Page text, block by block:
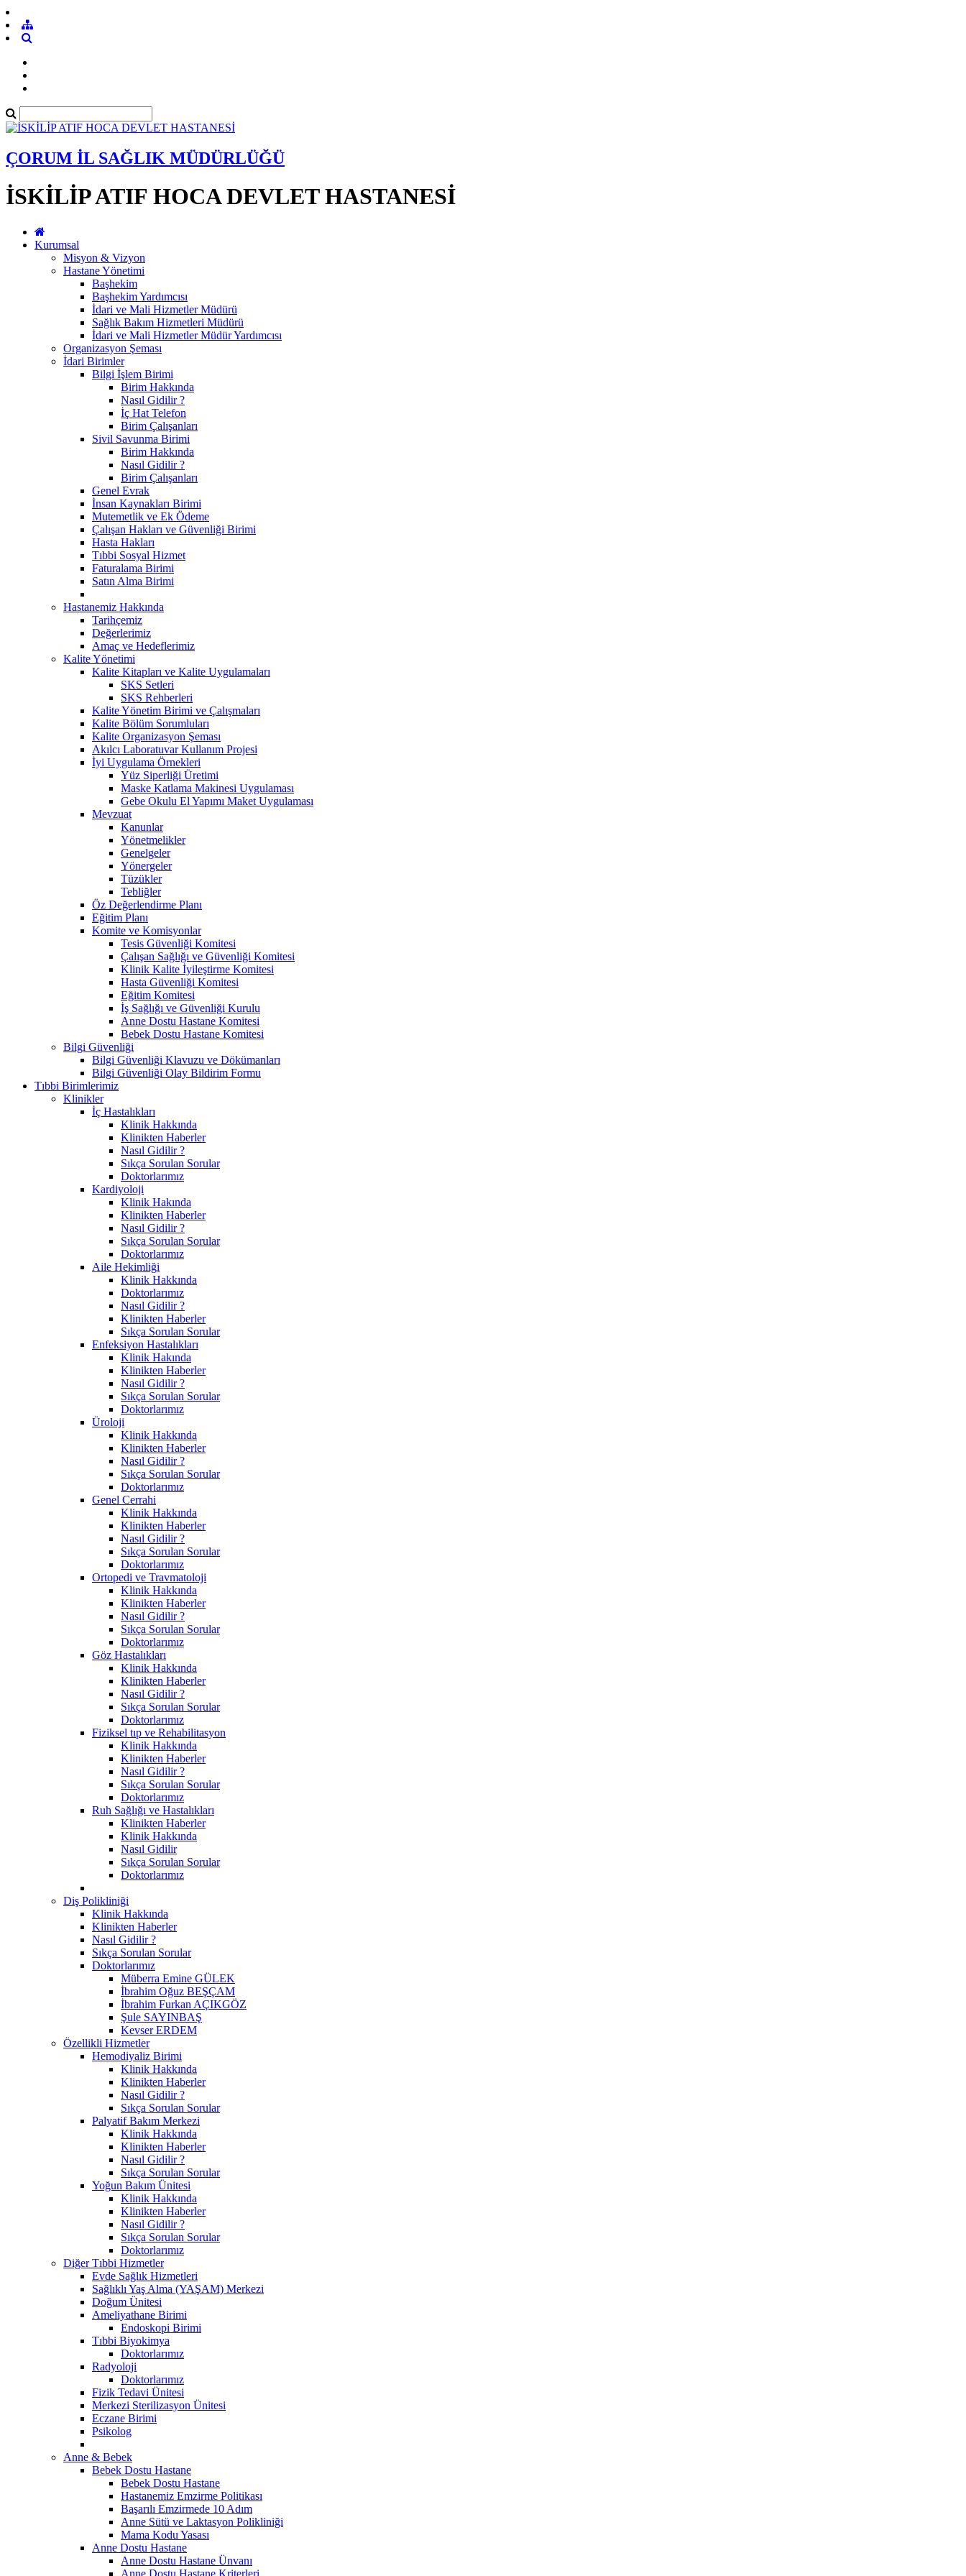
ÇORUM İL SAĞLIK MÜDÜRLÜĞÜ
İSKİLİP ATIF HOCA DEVLET HASTANESİ
Kurumsal
Misyon & Vizyon
Hastane Yönetimi
Başhekim
Başhekim Yardımcısı
İdari ve Mali Hizmetler Müdürü
Sağlık Bakım Hizmetleri Müdürü
İdari ve Mali Hizmetler Müdür Yardımcısı
Organizasyon Şeması
İdari Birimler
Bilgi İşlem Birimi
Birim Hakkında
Nasıl Gidilir ?
İç Hat Telefon
Birim Çalışanları
Sivil Savunma Birimi
Birim Hakkında
Nasıl Gidilir ?
Birim Çalışanları
Genel Evrak
İnsan Kaynakları Birimi
Mutemetlik ve Ek Ödeme
Çalışan Hakları ve Güvenliği Birimi
Hasta Hakları
Tıbbi Sosyal Hizmet
Faturalama Birimi
Satın Alma Birimi
Hastanemiz Hakkında
Tarihçemiz
Değerlerimiz
Amaç ve Hedeflerimiz
Kalite Yönetimi
Kalite Kitapları ve Kalite Uygulamaları
SKS Setleri
SKS Rehberleri
Kalite Yönetim Birimi ve Çalışmaları
Kalite Bölüm Sorumluları
Kalite Organizasyon Şeması
Akılcı Laboratuvar Kullanım Projesi
İyi Uygulama Örnekleri
Yüz Siperliği Üretimi
Maske Katlama Makinesi Uygulaması
Gebe Okulu El Yapımı Maket Uygulaması
Mevzuat
Kanunlar
Yönetmelikler
Genelgeler
Yönergeler
Tüzükler
Tebliğler
Öz Değerlendirme Planı
Eğitim Planı
Komite ve Komisyonlar
Tesis Güvenliği Komitesi
Çalışan Sağlığı ve Güvenliği Komitesi
Klinik Kalite İyileştirme Komitesi
Hasta Güvenliği Komitesi
Eğitim Komitesi
İş Sağlığı ve Güvenliği Kurulu
Anne Dostu Hastane Komitesi
Bebek Dostu Hastane Komitesi
Bilgi Güvenliği
Bilgi Güvenliği Klavuzu ve Dökümanları
Bilgi Güvenliği Olay Bildirim Formu
Tıbbi Birimlerimiz
Klinikler
İç Hastalıkları
Klinik Hakkında
Klinikten Haberler
Nasıl Gidilir ?
Sıkça Sorulan Sorular
Doktorlarımız
Kardiyoloji
Klinik Hakında
Klinikten Haberler
Nasıl Gidilir ?
Sıkça Sorulan Sorular
Doktorlarımız
Aile Hekimliği
Klinik Hakkında
Doktorlarımız
Nasıl Gidilir ?
Klinikten Haberler
Sıkça Sorulan Sorular
Enfeksiyon Hastalıkları
Klinik Hakında
Klinikten Haberler
Nasıl Gidilir ?
Sıkça Sorulan Sorular
Doktorlarımız
Üroloji
Klinik Hakkında
Klinikten Haberler
Nasıl Gidilir ?
Sıkça Sorulan Sorular
Doktorlarımız
Genel Cerrahi
Klinik Hakkında
Klinikten Haberler
Nasıl Gidilir ?
Sıkça Sorulan Sorular
Doktorlarımız
Ortopedi ve Travmatoloji
Klinik Hakkında
Klinikten Haberler
Nasıl Gidilir ?
Sıkça Sorulan Sorular
Doktorlarımız
Göz Hastalıkları
Klinik Hakkında
Klinikten Haberler
Nasıl Gidilir ?
Sıkça Sorulan Sorular
Doktorlarımız
Fiziksel tıp ve Rehabilitasyon
Klinik Hakkında
Klinikten Haberler
Nasıl Gidilir ?
Sıkça Sorulan Sorular
Doktorlarımız
Ruh Sağlığı ve Hastalıkları
Klinikten Haberler
Klinik Hakkında
Nasıl Gidilir
Sıkça Sorulan Sorular
Doktorlarımız
Diş Polikliniği
Klinik Hakkında
Klinikten Haberler
Nasıl Gidilir ?
Sıkça Sorulan Sorular
Doktorlarımız
Müberra Emine GÜLEK
İbrahim Oğuz BEŞÇAM
İbrahim Furkan AÇIKGÖZ
Şule SAYINBAŞ
Kevser ERDEM
Özellikli Hizmetler
Hemodiyaliz Birimi
Klinik Hakkında
Klinikten Haberler
Nasıl Gidilir ?
Sıkça Sorulan Sorular
Palyatif Bakım Merkezi
Klinik Hakkında
Klinikten Haberler
Nasıl Gidilir ?
Sıkça Sorulan Sorular
Yoğun Bakım Ünitesi
Klinik Hakkında
Klinikten Haberler
Nasıl Gidilir ?
Sıkça Sorulan Sorular
Doktorlarımız
Diğer Tıbbi Hizmetler
Evde Sağlık Hizmetleri
Sağlıklı Yaş Alma (YAŞAM) Merkezi
Doğum Ünitesi
Ameliyathane Birimi
Endoskopi Birimi
Tıbbi Biyokimya
Doktorlarımız
Radyoloji
Doktorlarımız
Fizik Tedavi Ünitesi
Merkezi Sterilizasyon Ünitesi
Eczane Birimi
Psikolog
Anne & Bebek
Bebek Dostu Hastane
Bebek Dostu Hastane
Hastanemiz Emzirme Politikası
Başarılı Emzirmede 10 Adım
Anne Sütü ve Laktasyon Polikliniği
Mama Kodu Yasası
Anne Dostu Hastane
Anne Dostu Hastane Ünvanı
Anne Dostu Hastane Kriterleri